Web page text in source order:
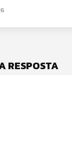
RESPOSTA